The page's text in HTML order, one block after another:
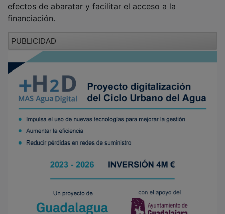
efectos de abaratar y facilitar el acceso a la
financiación.
PUBLICIDAD